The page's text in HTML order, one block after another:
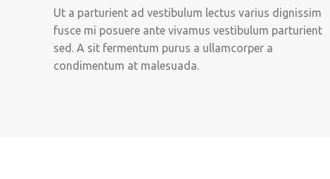
Ut a parturient ad vestibulum lectus varius dignissim
fusce mi posuere ante vivamus vestibulum parturient
sed. A sit fermentum purus a ullamcorper a
condimentum at malesuada.